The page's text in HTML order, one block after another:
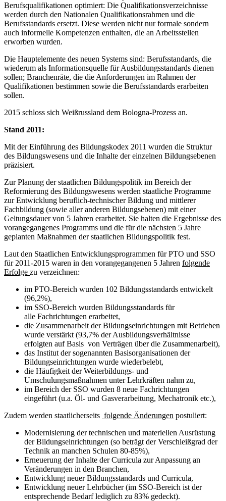
Berufsqualifikationen optimiert: Die Qualifikationsverzeichnisse
werden durch den Nationalen Qualifikationsrahmen und die
Berufsstandards ersetzt. Diese werden nicht nur formale sondern
auch informelle Kompetenzen enthalten, die an Arbeitsstellen
erworben wurden.
Die Hauptelemente des neuen Systems sind: Berufsstandards, die
wiederum als Informationsquelle für Ausbildungsstandards dienen
sollen; Branchenräte, die die Anforderungen im Rahmen der
Qualifikationen bestimmen sowie die Berufsstandards erarbeiten
sollen.
2015 schloss sich Weißrussland dem Bologna-Prozess an.
Stand 2011:
Mit der Einführung des Bildungskodex 2011 wurden die Struktur
des Bildungswesens und die Inhalte der einzelnen Bildungsebenen
präzisiert.
Zur Planung der staatlichen Bildungspolitik im Bereich der
Reformierung des Bildungswesens werden staatliche Programme
zur Entwicklung beruflich-technischer Bildung und mittlerer
Fachbildung (sowie aller anderen Bildungsebenen) mit einer
Geltungsdauer von 5 Jahren erarbeitet. Sie halten die Ergebnisse des
vorangegangenes Programms und die für die nächsten 5 Jahre
geplanten Maßnahmen der staatlichen Bildungspolitik fest.
Laut den Staatlichen Entwicklungsprogrammen für PTO und SSO
für 2011-2015 waren in den vorangegangenen 5 Jahren folgende
Erfolge zu verzeichnen:
im PTO-Bereich wurden 102 Bildungsstandards entwickelt
(96,2%),
im SSO-Bereich wurden Bildungsstandards für
alle Fachrichtungen erarbeitet,
die Zusammenarbeit der Bildungseinrichtungen mit Betrieben
wurde verstärkt (93,7% der Ausbildungsverhältnisse
erfolgten auf Basis von Verträgen über die Zusammenarbeit),
das Institut der sogenannten Basisorganisationen der
Bildungseinrichtungen wurde wiederbelebt,
die Häufigkeit der Weiterbildungs- und
Umschulungsmaßnahmen unter Lehrkräften nahm zu,
im Bereich der SSO wurden 8 neue Fachrichtungen
eingeführt (u.a. Öl- und Gasverarbeitung, Mechatronik etc.),
Zudem werden staatlicherseits folgende Änderungen postuliert:
Modernisierung der technischen und materiellen Ausrüstung
der Bildungseinrichtungen (so beträgt der Verschleißgrad der
Technik an manchen Schulen 80-85%),
Erneuerung der Inhalte der Curricula zur Anpassung an
Veränderungen in den Branchen,
Entwicklung neuer Bildungsstandards und Curricula,
Entwicklung neuer Lehrbücher (im SSO-Bereich ist der
entsprechende Bedarf lediglich zu 83% gedeckt).